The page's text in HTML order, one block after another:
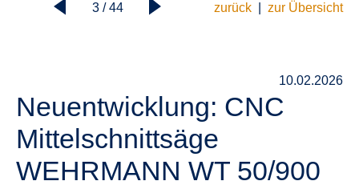
3 / 44 zurück| zur Übersicht
10.02.2026
Neuentwicklung: CNC
Mittelschnittsäge
WEHRMANN WT 50/900